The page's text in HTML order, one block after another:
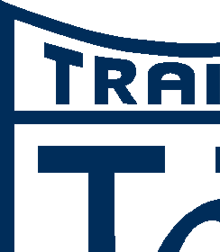
Impressum